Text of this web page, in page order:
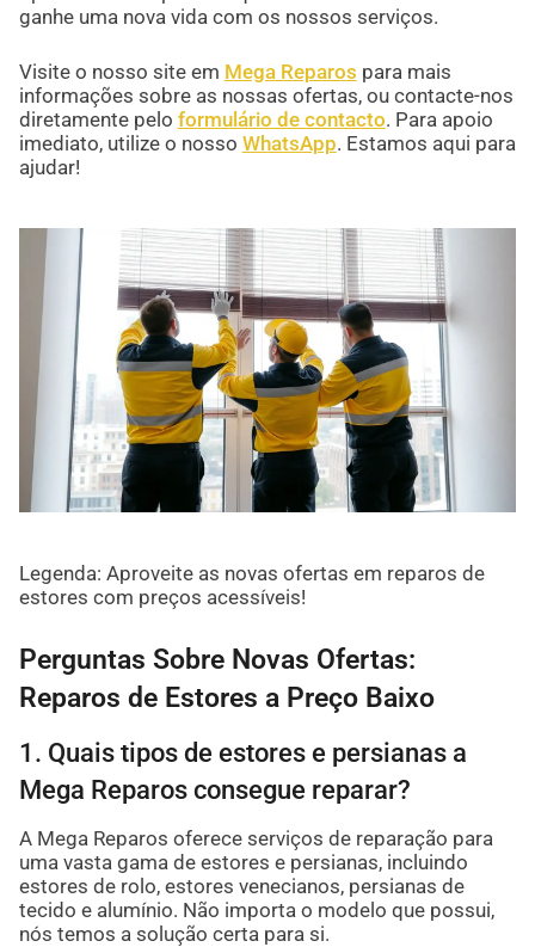
ganhe uma nova vida com os nossos serviços.
Visite o nosso site em Mega Reparos para mais
informações sobre as nossas ofertas, ou contacte-nos
diretamente pelo formulário de contacto. Para apoio
imediato, utilize o nosso WhatsApp. Estamos aqui para
ajudar!
Legenda: Aproveite as novas ofertas em reparos de
estores com preços acessíveis!
Perguntas Sobre Novas Ofertas:
Reparos de Estores a Preço Baixo
1. Quais tipos de estores e persianas a
Mega Reparos consegue reparar?
A Mega Reparos oferece serviços de reparação para
uma vasta gama de estores e persianas, incluindo
estores de rolo, estores venecianos, persianas de
tecido e alumínio. Não importa o modelo que possui,
nós temos a solução certa para si.